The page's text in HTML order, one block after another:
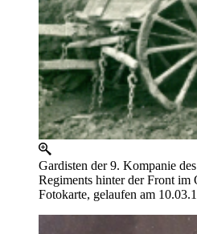
Gardisten der 9. Kompanie
Regiments hinter der Front im
Fotokarte, gelaufen am